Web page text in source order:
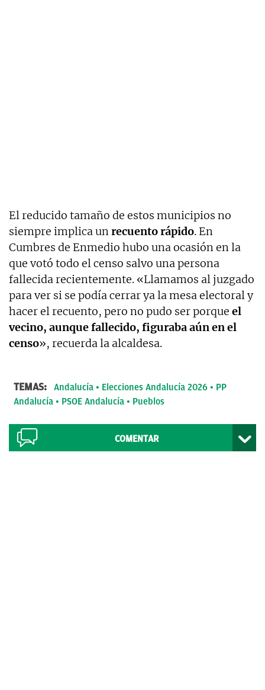
El reducido tamaño de estos municipios no
siempre implica unrecuento rápido. En
Cumbres de Enmedio hubo una ocasión en la
que votó todo el censo salvo una persona
fallecida recientemente. «Llamamos al juzgado
para ver si se podía cerrar ya la mesa electoral y
hacer el recuento, pero no pudo ser porque el
vecino, aunquefallecido, figuraba aún en el
censo», recuerda la alcaldesa.
TEMAS: Andalucía Elecciones Andalucía 2026
PP
Andalucía
PSOE Andalucía Pueblos
COMENTAR